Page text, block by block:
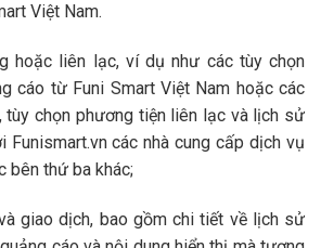
Việt Nam.
hoặc liên lạc, ví dụ như các tùy chọn
cáo từ Funi Smart Việt Nam hoặc các
tùy chọn phương tiện liên lạc và lịch sử
các nhà cung cấp dịch vụ
bên thứ ba khác;
giao dịch, bao gồm chi tiết về lịch sử